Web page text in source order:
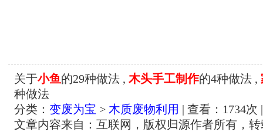
关于小鱼的29种做法 , 木头手工制作的4种做法 ,
种做法
分类： 变废为宝 > 木质废物利用 | 查看： 1734次
文章内容来自：互联网，版权归源作者所有，